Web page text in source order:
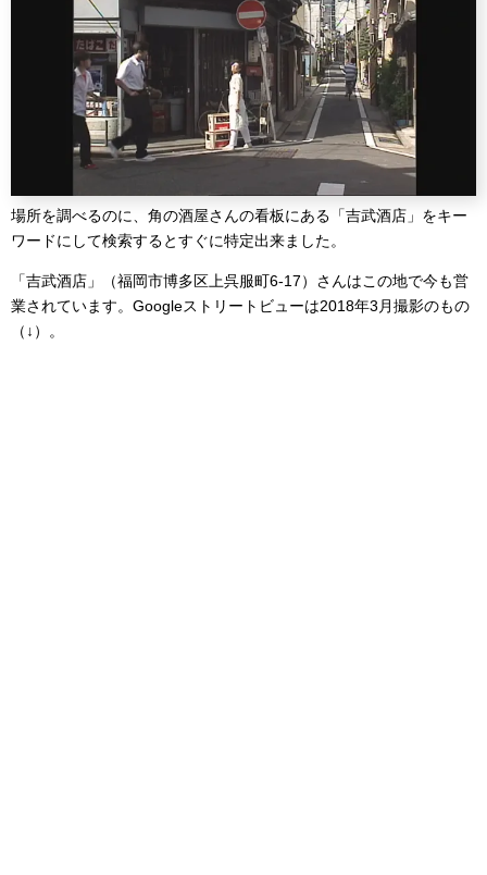
場所を調べるのに、角の酒屋さんの看板にある「吉武酒店」をキー
ワードにして検索するとすぐに特定出来ました。
「吉武酒店」（福岡市博多区上呉服町6-17）さんはこの地で今も営
業されています。Googleストリートビューは2018年3月撮影のもの
（↓）。